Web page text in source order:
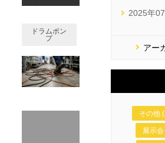
ドラムポン
プ
2025年
アー
その他
展示